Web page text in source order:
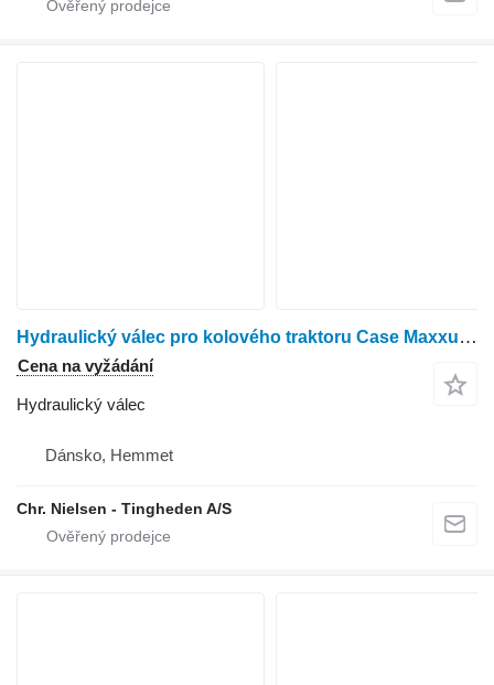
Hydraulický válec pro kolového traktoru Case Maxxum 115
Cena na vyžádání
Hydraulický válec
Dánsko, Hemmet
Chr. Nielsen - Tingheden A/S